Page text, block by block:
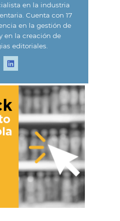
en la industria
Cuenta con 17
en la gestión de
en la creación de
editoriales.